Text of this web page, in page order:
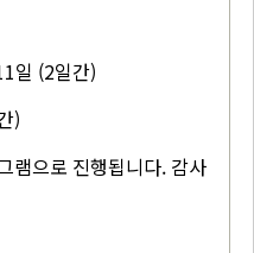
일 (2일간)
)
램으로 진행됩니다. 감사